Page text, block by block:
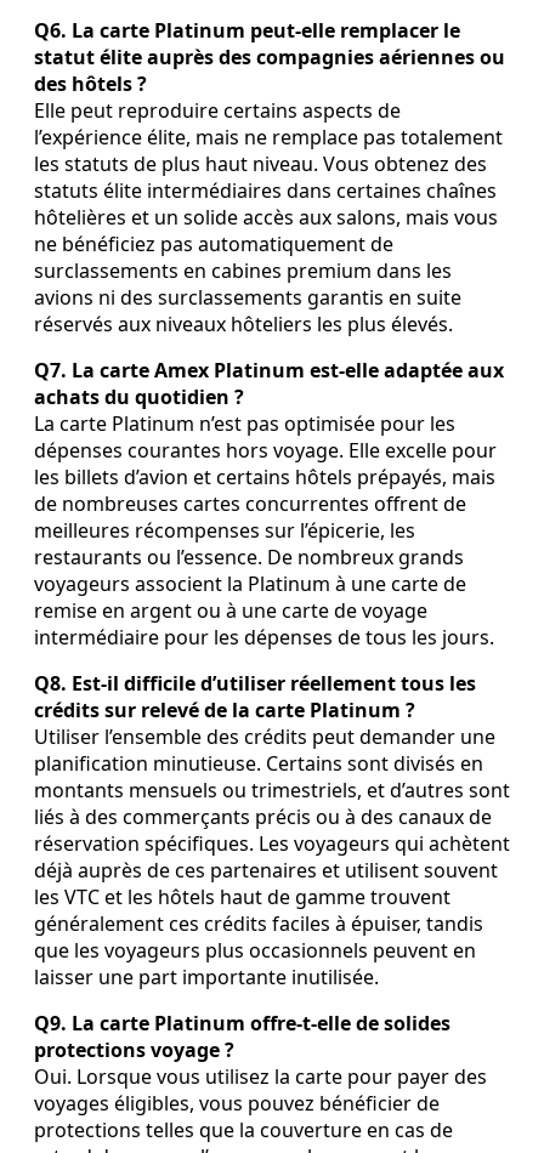
Q6. La carte Platinum peut‑elle remplacer le
statut élite auprès des compagnies aériennes ou
des hôtels ?
Elle peut reproduire certains aspects de
l’expérience élite, mais ne remplace pas totalement
les statuts de plus haut niveau. Vous obtenez des
statuts élite intermédiaires dans certaines chaînes
hôtelières et un solide accès aux salons, mais vous
ne bénéficiez pas automatiquement de
surclassements en cabines premium dans les
avions ni des surclassements garantis en suite
réservés aux niveaux hôteliers les plus élevés.
Q7. La carte Amex Platinum est‑elle adaptée aux
achats du quotidien ?
La carte Platinum n’est pas optimisée pour les
dépenses courantes hors voyage. Elle excelle pour
les billets d’avion et certains hôtels prépayés, mais
de nombreuses cartes concurrentes offrent de
meilleures récompenses sur l’épicerie, les
restaurants ou l’essence. De nombreux grands
voyageurs associent la Platinum à une carte de
remise en argent ou à une carte de voyage
intermédiaire pour les dépenses de tous les jours.
Q8. Est‑il difficile d’utiliser réellement tous les
crédits sur relevé de la carte Platinum ?
Utiliser l’ensemble des crédits peut demander une
planification minutieuse. Certains sont divisés en
montants mensuels ou trimestriels, et d’autres sont
liés à des commerçants précis ou à des canaux de
réservation spécifiques. Les voyageurs qui achètent
déjà auprès de ces partenaires et utilisent souvent
les VTC et les hôtels haut de gamme trouvent
généralement ces crédits faciles à épuiser, tandis
que les voyageurs plus occasionnels peuvent en
laisser une part importante inutilisée.
Q9. La carte Platinum offre‑t‑elle de solides
protections voyage ?
Oui. Lorsque vous utilisez la carte pour payer des
voyages éligibles, vous pouvez bénéficier de
protections telles que la couverture en cas de